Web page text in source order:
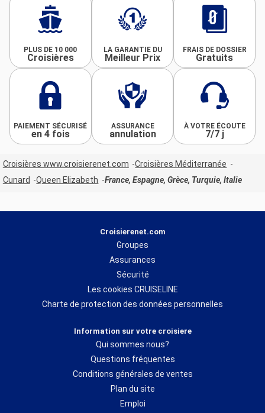
PLUS DE 10 000
Croisières
LA GARANTIE DU
Meilleur Prix
FRAIS DE DOSSIER
Gratuits
PAIEMENT SÉCURISÉ
en 4 fois
ASSURANCE
annulation
À VOTRE ÉCOUTE
7/7 j
Croisières www.croisierenet.com
Croisières Méditerranée
Cunard
Queen Elizabeth France, Espagne, Grèce, Turquie, Italie
Croisierenet.com
Groupes
Assurances
Sécurité
Les cookies CRUISELINE
Charte de protection des données personnelles
Information sur votre croisiere
Qui sommes nous?
Questions fréquentes
Conditions générales de ventes
Plan du site
Emploi